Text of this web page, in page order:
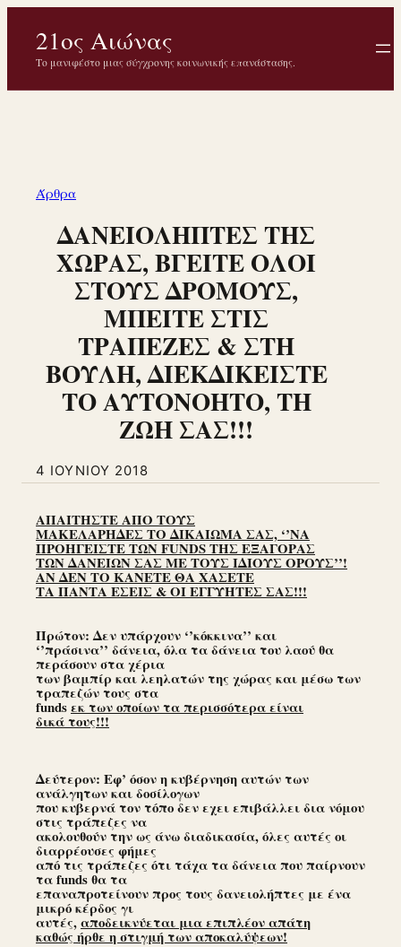
περιεχόμενο
21ος Αιώνας
Το μανιφέστο μιας σύγχρονης κοινωνικής επανάστασης.
Άρθρα
ΔΑΝΕΙΟΛΗΠΤΕΣ ΤΗΣ
ΧΩΡΑΣ, ΒΓΕΙΤΕ ΟΛΟΙ
ΣΤΟΥΣ ΔΡΟΜΟΥΣ,
ΜΠΕΙΤΕ ΣΤΙΣ
ΤΡΑΠΕΖΕΣ & ΣΤΗ
ΒΟΥΛΗ, ΔΙΕΚΔΙΚΕΙΣΤΕ
ΤΟ ΑΥΤΟΝΟΗΤΟ, ΤΗ
ΖΩΗ ΣΑΣ!!!
4 ΙΟΥΝΊΟΥ 2018
ΑΠΑΙΤΗΣΤΕ ΑΠΟ ΤΟΥΣ
ΜΑΚΕΛΑΡΗΔΕΣ ΤΟ ΔΙΚΑΙΩΜΑ ΣΑΣ, ‘’ΝΑ
ΠΡΟΗΓΕΙΣΤΕ ΤΩΝ FUNDS ΤΗΣ ΕΞΑΓΟΡΑΣ
ΤΩΝ ΔΑΝΕΙΩΝ ΣΑΣ ΜΕ ΤΟΥΣ ΙΔΙΟΥΣ ΟΡΟΥΣ’’!
ΑΝ ΔΕΝ ΤΟ ΚΑΝΕΤΕ ΘΑ ΧΑΣΕΤΕ
ΤΑ ΠΑΝΤΑ ΕΣΕΙΣ & ΟΙ ΕΓΓΥΗΤΕΣ ΣΑΣ!!!
Πρώτον: Δεν υπάρχουν ‘’κόκκινα’’ και
‘’πράσινα’’ δάνεια, όλα τα δάνεια του λαού θα
περάσουν στα χέρια
των βαμπίρ και λεηλατών της χώρας και μέσω των
τραπεζών τους στα
fundsεκ των οποίων τα περισσότερα είναι
δικά τους!!!
Δεύτερον: Εφ’ όσον η κυβέρνηση αυτών των
ανάλγητων και δοσίλογων
που κυβερνά τον τόπο δεν εχει επιβάλλει δια νόμου
στις τράπεζες να
ακολουθούν την ως άνω διαδικασία, όλες αυτές οι
διαρρέουσες φήμες
από τις τράπεζες ότι τάχα τα δάνεια που παίρνουν
τα funds θα τα
επαναπροτείνουν προς τους δανειολήπτες με ένα
μικρό κέρδος γι
αυτές,αποδεικνύεται μια επιπλέον απάτη
καθώς ήρθε η στιγμή των αποκαλύψεων!